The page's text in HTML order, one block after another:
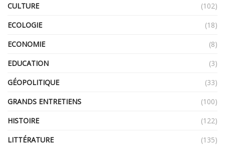
CULTURE
(102)
ECOLOGIE
(18)
ECONOMIE
(8)
EDUCATION
(3)
GÉOPOLITIQUE
(33)
GRANDS ENTRETIENS
(100)
HISTOIRE
(122)
LITTÉRATURE
(135)